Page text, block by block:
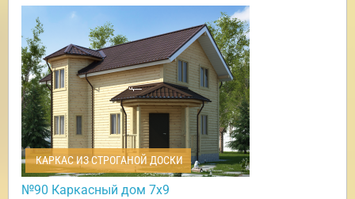
КАРКАС ИЗ СТРОГАНОЙ ДОСКИ
№90 Каркасный дом 7х9